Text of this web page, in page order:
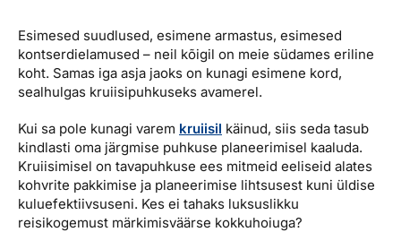
Tule tööle
Uudised
Esimesed suudlused, esimene armastus, esimesed
kontserdielamused – neil kõigil on meie südames eriline
koht. Samas iga asja jaoks on kunagi esimene kord,
sealhulgas kruiisipuhkuseks avamerel.
Kui sa pole kunagi varem kruiisil käinud, siis seda tasub
kindlasti oma järgmise puhkuse planeerimisel kaaluda.
Kruiisimisel on tavapuhkuse ees mitmeid eeliseid alates
kohvrite pakkimise ja planeerimise lihtsusest kuni üldise
kuluefektiivsuseni. Kes ei tahaks luksuslikku
reisikogemust märkimisväärse kokkuhoiuga?